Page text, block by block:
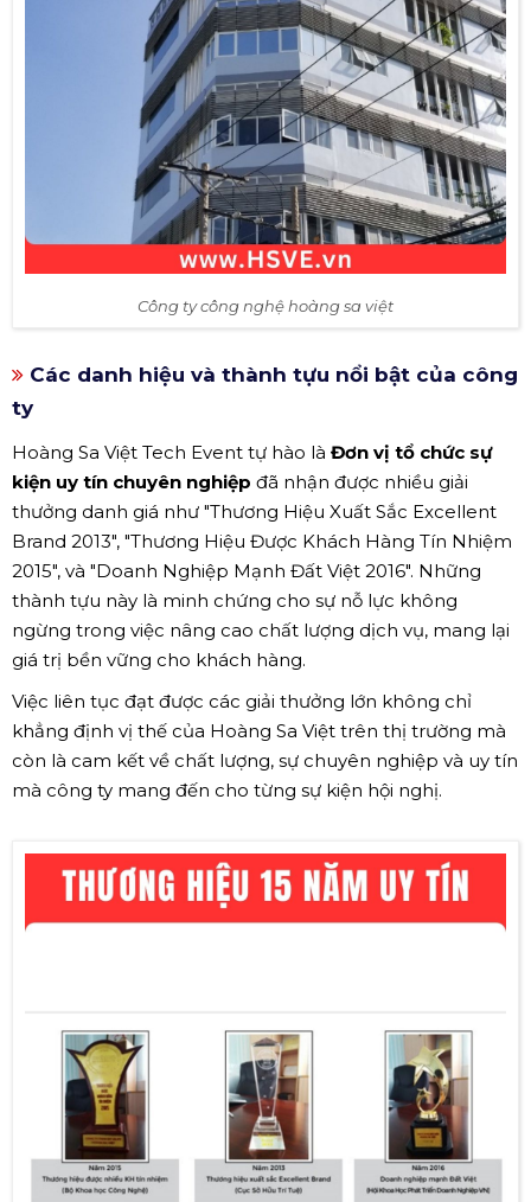
Công ty công nghệ hoàng sa việt
Các danh hiệu và thành tựu nổi bật của công
ty
Hoàng Sa Việt Tech Event tự hào là Đơn vị tổ chức sự
kiện uy tín chuyên nghiệp đã nhận được nhiều giải
thưởng danh giá như "Thương Hiệu Xuất Sắc Excellent
Brand 2013", "Thương Hiệu Được Khách Hàng Tín Nhiệm
2015", và "Doanh Nghiệp Mạnh Đất Việt 2016". Những
thành tựu này là minh chứng cho sự nỗ lực không
ngừng trong việc nâng cao chất lượng dịch vụ, mang lại
giá trị bền vững cho khách hàng.
Việc liên tục đạt được các giải thưởng lớn không chỉ
khẳng định vị thế của Hoàng Sa Việt trên thị trường mà
còn là cam kết về chất lượng, sự chuyên nghiệp và uy tín
mà công ty mang đến cho từng sự kiện hội nghị.